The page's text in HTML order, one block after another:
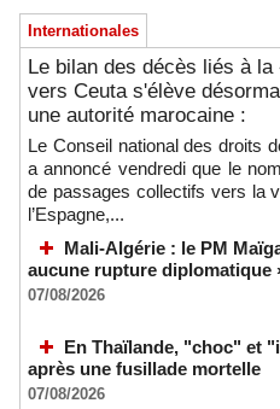
Internationales
Le bilan des décès liés à
vers Ceuta s'élève
une autorité marocaine :
Le Conseil national des droits
a annoncé vendredi que le
de passages collectifs vers la
l’Espagne,...
Mali-Algérie : le PM
aucune rupture diplomatique
07/08/2026
En Thaïlande, "choc" et
après une fusillade mortelle
07/08/2026